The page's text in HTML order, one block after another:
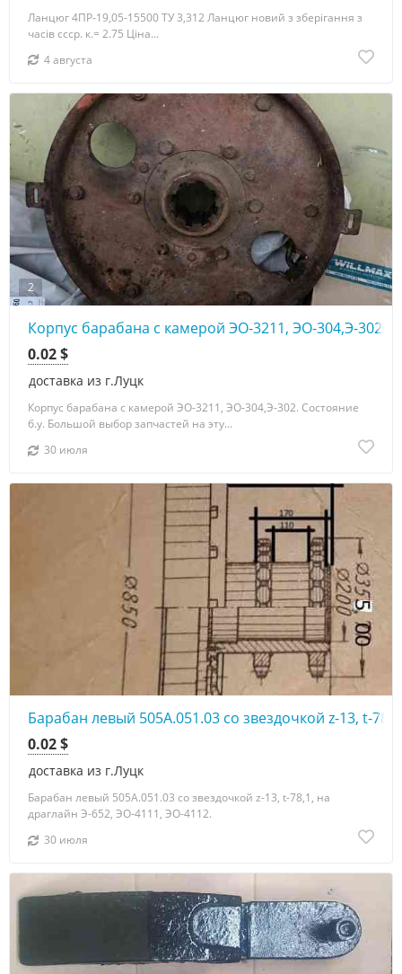
Ланцюг 4ПР-19,05-15500 ТУ 3,312 Ланцюг новий з зберігання з
часів ссср. к.= 2.75 Ціна...
4 августа
2
Корпус барабана с камерой ЭО-3211, ЭО-304,Э-302.
доставка из г.Луцк
0.02 $
Корпус барабана с камерой ЭО-3211, ЭО-304,Э-302. Состояние
б.у. Большой выбор запчастей на эту...
30 июля
Барабан левый 505А.051.03 со звездочкой z-13, t-
доставка из г.Луцк
0.02 $
Барабан левый 505А.051.03 со звездочкой z-13, t-78,1, на
драглайн Э-652, ЭО-4111, ЭО-4112.
30 июля